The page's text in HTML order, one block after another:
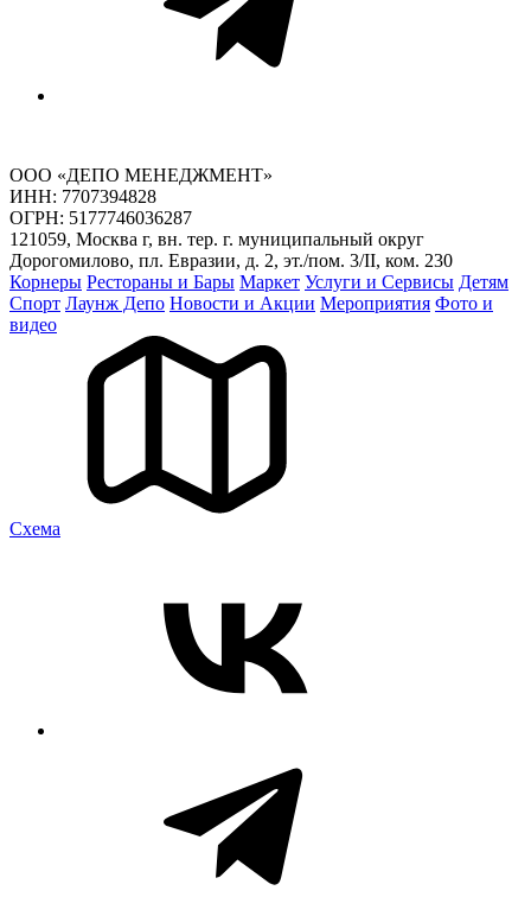
ООО «ДЕПО МЕНЕДЖМЕНТ»
ИНН: 7707394828
ОГРН: 5177746036287
121059, Москва г, вн. тер. г. муниципальный округ
Дорогомилово, пл. Евразии, д. 2, эт./пом. 3/II, ком. 230
Корнеры Рестораны и Бары Маркет Услуги и Сервисы Детям
Спорт Лаунж Депо Новости и Акции Мероприятия Фото и
видео
Cхема